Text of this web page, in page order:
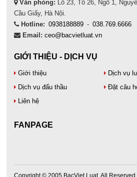
Văn phòng: Lô 23, Tổ 26, Ngõ 1,
Cầu Giấy, Hà Nội.
Hotline: 0938188889 - 038.769.6666
Email: ceo@bacvietluat.vn
GIỚI THIỆU - DỊCH VỤ
Giới thiệu
Dịch vụ
Dịch vụ đấu thầu
Đặt câu
Liên hệ
FANPAGE